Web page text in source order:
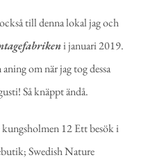
till denna lokal jag och
i januari 2019.
om när jag tog dessa
Så knäppt ändå.